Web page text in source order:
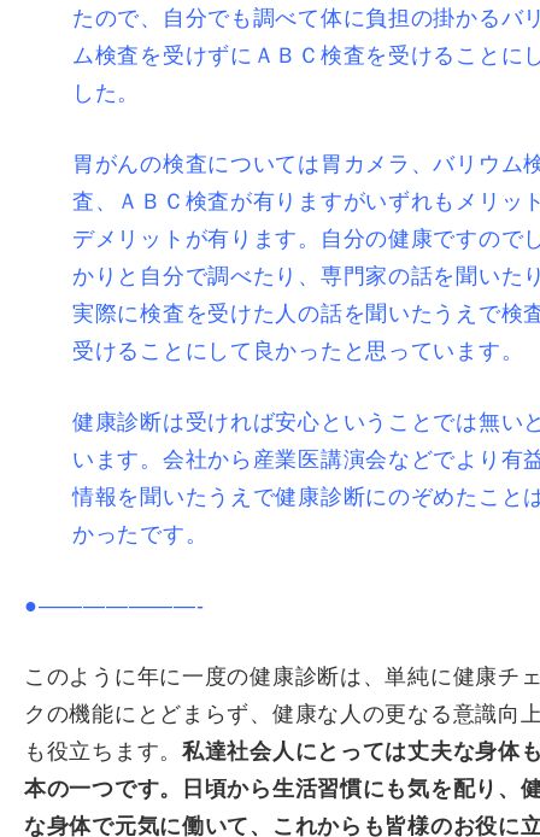
たので、自分でも調べて体に負担の掛かるバ
ム検査を受けずにＡＢＣ検査を受けることに
した。
胃がんの検査については胃カメラ、バリウム
査、ＡＢＣ検査が有りますがいずれもメリッ
デメリットが有ります。自分の健康ですので
かりと自分で調べたり、専門家の話を聞いた
実際に検査を受けた人の話を聞いたうえで検
受けることにして良かったと思っています。
健康診断は受ければ安心ということでは無い
います。会社から産業医講演会などでより有
情報を聞いたうえで健康診断にのぞめたこと
かったです。
●———————-
このように年に一度の健康診断は、単純に健康チ
クの機能にとどまらず、健康な人の更なる意識向
も役立ちます。私達社会人にとっては丈夫な身体
本の一つです。日頃から生活習慣にも気を配り、
な身体で元気に働いて、これからも皆様のお役に